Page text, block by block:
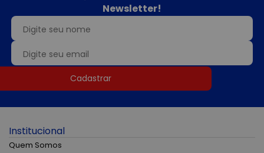
Newsletter!
Cadastrar
Institucional
Quem Somos